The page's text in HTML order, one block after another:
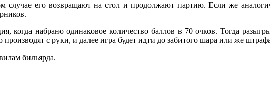
его возвращают на стол и продолжают партию. Если же
когда набрано одинаковое количество баллов в 70 очков. Тогда
с руки, и далее игра будет идти до забитого шара или же
бильярда.